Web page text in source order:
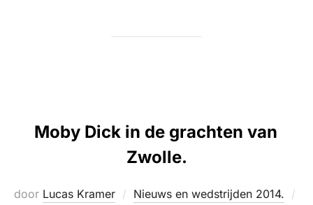
Moby Dick in de grachten van
Zwolle.
door Lucas Kramer
Nieuws en wedstrijden 2014.